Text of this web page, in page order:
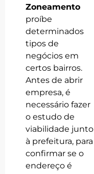
Zoneamento
proíbe
determinados
tipos de
negócios em
certos bairros.
Antes de abrir
empresa, é
necessário fazer
o estudo de
viabilidade junto
à prefeitura, para
confirmar se o
endereço é